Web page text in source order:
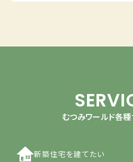
むつみワールド各
新築住宅を建てたい